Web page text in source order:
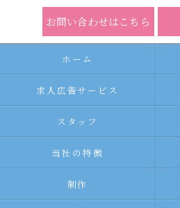
お問い合わせはこちら
ホーム
求人広告サービス
スタッフ
当社の特徴
制作